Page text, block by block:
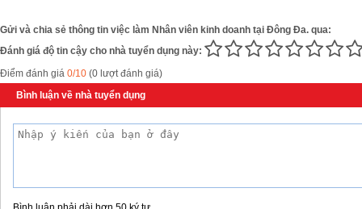
Gửi và chia sẻ thông tin việc làm Nhân viên kinh doanh tại Đông Đa. qua:
Đánh giá độ tin cậy cho nhà tuyển dụng này:
Điểm đánh giá 0/10 (0 lượt đánh giá)
Bình luận về nhà tuyển dụng